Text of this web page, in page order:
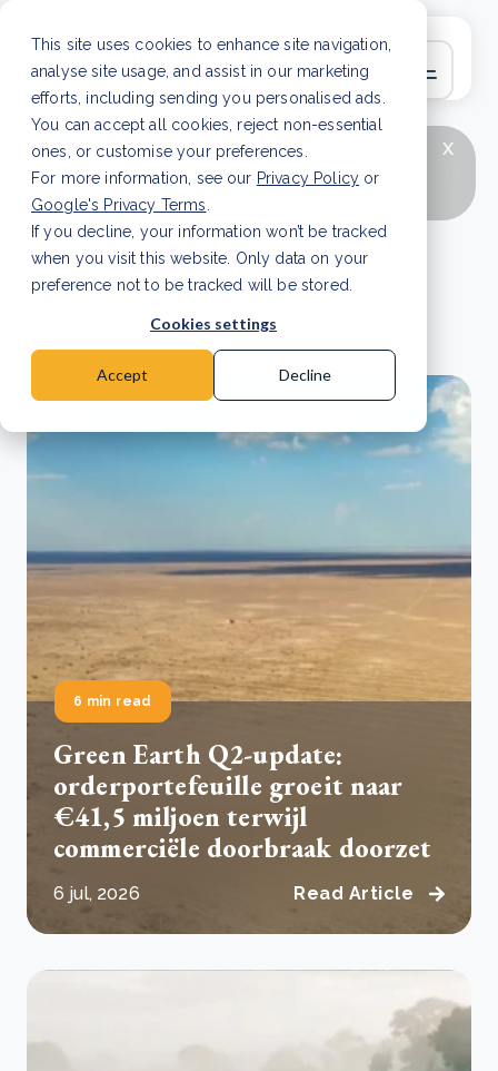
This site uses cookies to enhance site navigation,
analyse site usage, and assist in our marketing
efforts, including sending you personalised ads.
You can accept all cookies, reject non-essential
ones, or customise your preferences.
For more information, see our Privacy Policy or
Google's Privacy Terms
If you decline, your information won’t be tracked
when you visit this website. Only data on your
preference not to be tracked will be stored.
Cookies settings
Accept Decline
x
LAATSTE ARTIKEL
CSRD en uw positie als
leverancier: wat verandert er in 2026?Lees
artikel
Persberichten
Lees de laatste persberichten.
6 min read
Green Earth Q2-update:
orderportefeuille groeit naar
€41,5 miljoen terwijl
commerciële doorbraak doorzet
6 jul, 2026 Read Article